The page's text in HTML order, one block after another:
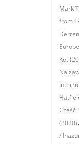
Mark
from
Kot
Na
Cześć
(2020),
/